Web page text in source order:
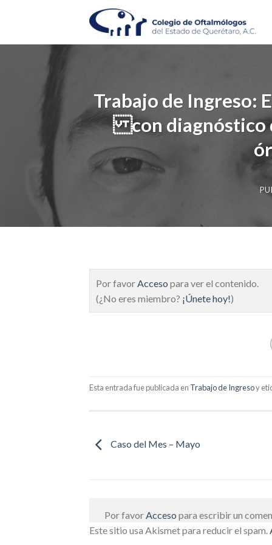
Trabajo de Ingreso:
con diagnóstico
Por favorAcceso para ver el contenido.
(¿No eres miembro? ¡Únete hoy!)
Esta entrada fue publicada en Trabajo de Ingresoy
Caso del Mes – Mayo
Por favor Acceso para escribir un
Este sitio usa Akismet para reducir el spam.